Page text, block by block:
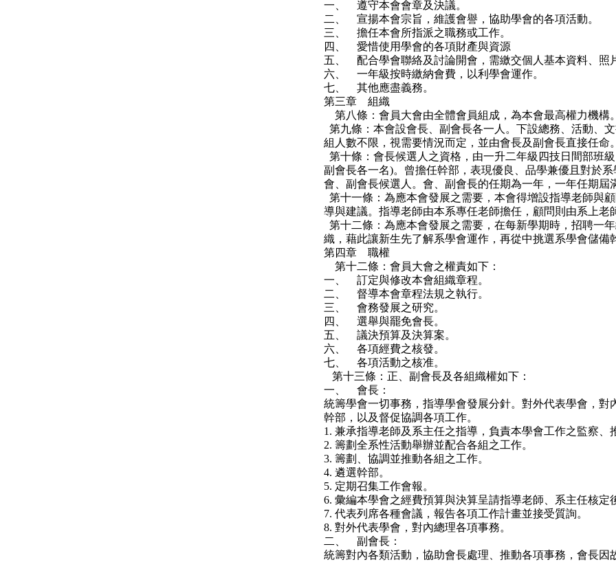
一、 遵守本會會章及決議。
二、 宣揚本會宗旨，維護會譽，協助學會的各項活動。
三、 擔任本會所指派之職務或工作。
四、 愛惜使用學會的各項財產與資源
五、 配合學會聯絡及討論開會，需繳交個人基本資料、照
六、 一年級按時繳納會費，以利學會運作。
七、 其他應盡義務。
第三章 組織
第八條：會員大會由全體會員組成，為本會最高權力機構。
第九條：本會設會長、副會長各一人。下設總務、活動、
組人數不限，視需要情況而定，並由會長及副會長直接任命。
第十條：會長候選人之資格，由一升二年級四技日間部班
副會長各一名)。曾擔任幹部，表現優良、品學兼優且對於
會、副會長候選人。會、副會長的任期為一年，一年任期屆
第十一條：為應本會發展之需要，本會得增設指導老師與
導與建議。指導老師由本系專任老師擔任，顧問則由系上老
第十二條：為應本會發展之需要，在每新學期時，招聘一
織，藉此讓新生先了解系學會運作，再從中挑選系學會儲備
第四章 職權
第十二條：會員大會之權責如下：
一、 訂定與修改本會組織章程。
二、 督導本會章程法規之執行。
三、 會務發展之研究。
四、 選舉與罷免會長。
五、 議決預算及決算案。
六、 各項經費之核發。
七、 各項活動之核准。
第十三條：正、副會長及各組織權如下：
一、 會長：
統籌學會一切事務，指導學會發展分針。對外代表學會，對
幹部，以及督促協調各項工作。
1. 兼承指導老師及系主任之指導，負責本學會工作之監察、
2. 籌劃全系性活動舉辦並配合各組之工作。
3. 籌劃、協調並推動各組之工作。
4. 遴選幹部。
5. 定期召集工作會報。
6. 彙編本學會之經費預算與決算呈請指導老師、系主任核定
7. 代表列席各種會議，報告各項工作計畫並接受質詢。
8. 對外代表學會，對內總理各項事務。
二、 副會長：
統籌對內各類活動，協助會長處理、推動各項事務，會長因